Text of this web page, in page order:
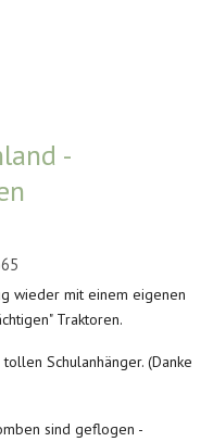
-
wieder mit einem eigenen
Traktoren.
Schulanhänger. (Danke
sind geflogen -